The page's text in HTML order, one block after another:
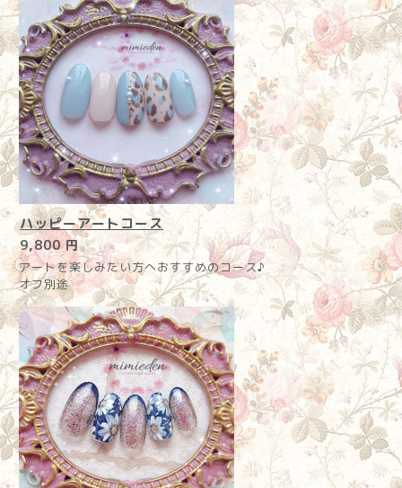
ハッピーアートコース
9,800 円
アートを楽しみたい方へおすすめのコース♪
オフ別途